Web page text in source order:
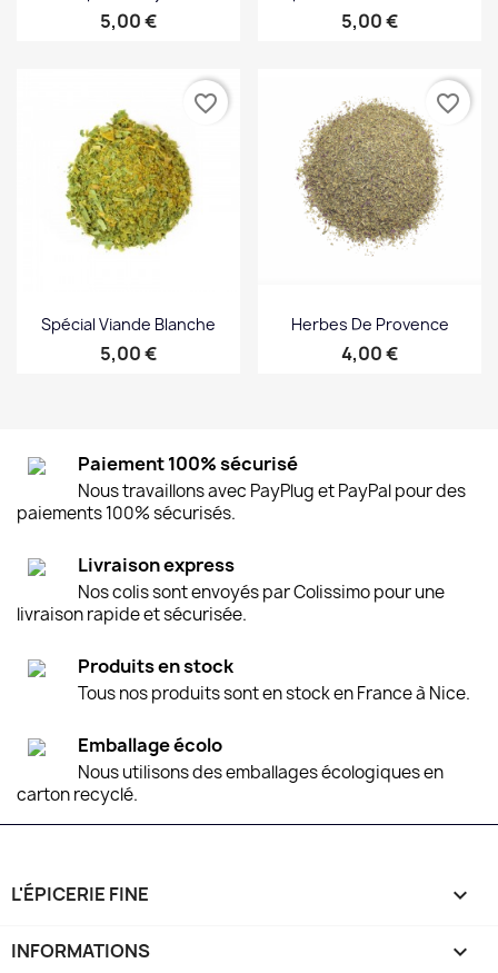
Prix
5,00 € Prix
5,00 €
Spécial Viande Blanche
Prix
5,00 €
favorite_border
Herbes De Provence
Prix
4,00 €
favorite_border
Paiement 100% sécurisé
Nous travaillons avec PayPlug et PayPal pour des
paiements 100% sécurisés.
Livraison express
Nos colis sont envoyés par Colissimo pour une
livraison rapide et sécurisée.
Produits en stock
Tous nos produits sont en stock en France à Nice.
Emballage écolo
Nous utilisons des emballages écologiques en
carton recyclé.
L'ÉPICERIE FINE 
INFORMATIONS 